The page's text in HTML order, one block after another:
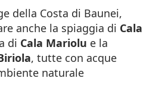
della Costa di Baunei,
anche la spiaggia di Cala
di Cala Mariolu e la
, tutte con acque
naturale